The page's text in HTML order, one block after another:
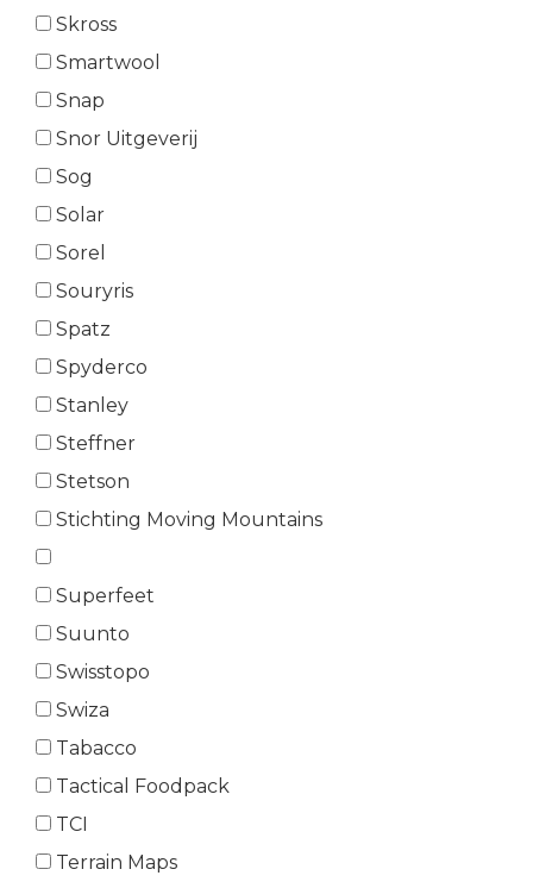
Skross
Smartwool
Snap
Snor Uitgeverij
Sog
Solar
Sorel
Souryris
Spatz
Spyderco
Stanley
Steffner
Stetson
Stichting Moving Mountains
Superfeet
Suunto
Swisstopo
Swiza
Tabacco
Tactical Foodpack
TCI
Terrain Maps